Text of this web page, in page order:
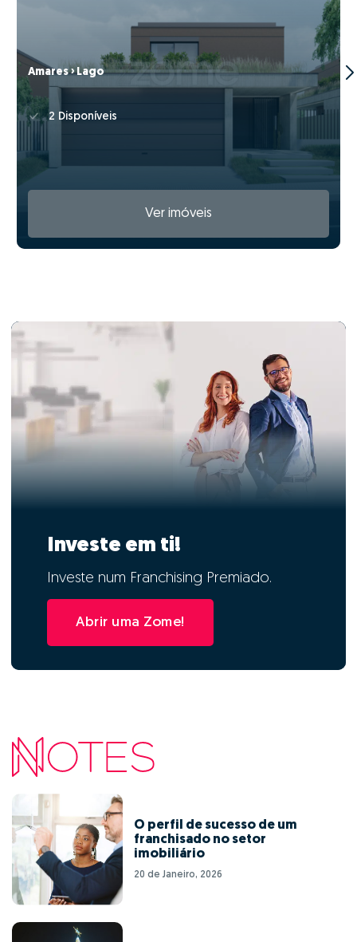
Amares › Lago
2 Disponíveis
Ver imóveis
Investe em ti!
Investe num Franchising Premiado.
Abrir uma Zome!
O perfil de sucesso de um
franchisado no setor
imobiliário
20 de Janeiro, 2026